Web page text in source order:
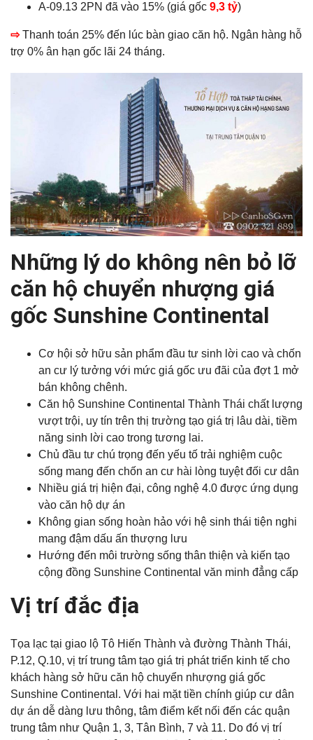
A-09.13 2PN đã vào 15% (giá gốc 9,3 tỷ)
⇨Thanh toán 25% đến lúc bàn giao căn hộ. Ngân hàng hỗ
trợ 0% ân hạn gốc lãi 24 tháng.
Những lý do không nên bỏ lỡ
căn hộ chuyển nhượng giá
gốc Sunshine Continental
Cơ hội sở hữu sản phẩm đầu tư sinh lời cao và chốn
an cư lý tưởng với mức giá gốc ưu đãi của đợt 1 mở
bán không chênh.
Căn hộ Sunshine Continental Thành Thái chất lượng
vượt trội, uy tín trên thị trường tạo giá trị lâu dài, tiềm
năng sinh lời cao trong tương lai.
Chủ đầu tư chú trọng đến yếu tố trải nghiệm cuộc
sống mang đến chốn an cư hài lòng tuyệt đối cư dân
Nhiều giá trị hiện đại, công nghệ 4.0 được ứng dụng
vào căn hộ dự án
Không gian sống hoàn hảo với hệ sinh thái tiện nghi
mang đậm dấu ấn thượng lưu
Hướng đến môi trường sống thân thiện và kiến tạo
cộng đồng Sunshine Continental văn minh đẳng cấp
Vị trí đắc địa
Tọa lạc tại giao lộ Tô Hiến Thành và đường Thành Thái,
P.12, Q.10, vị trí trung tâm tạo giá trị phát triển kinh tế cho
khách hàng sở hữu căn hộ chuyển nhượng giá gốc
Sunshine Continental. Với hai mặt tiền chính giúp cư dân
dự án dễ dàng lưu thông, tâm điểm kết nối đến các quận
trung tâm như Quận 1, 3, Tân Bình, 7 và 11. Do đó vị trí